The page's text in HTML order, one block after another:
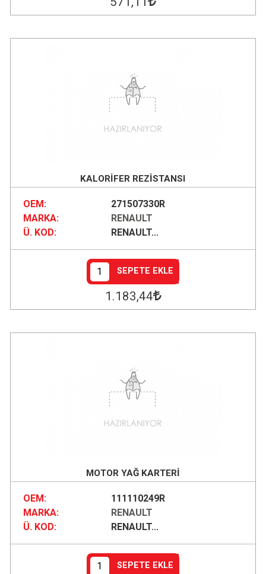
KALORİFER REZİSTANSI
OEM:
271507330R
MARKA:
RENAULT
Ü. KOD:
RENAULT...
SEPETE EKLE
1.183,44
MOTOR YAĞ KARTERİ
OEM:
111110249R
MARKA:
RENAULT
Ü. KOD:
RENAULT...
SEPETE EKLE